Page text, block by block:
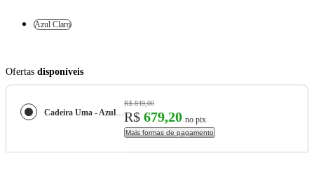
Azul Claro
Ofertas disponíveis
Cadeira Uma - Azul Claro - Meu Móvel de Madeira
R$ 849,00
R$ 679,20 no pix
Mais formas de pagamento